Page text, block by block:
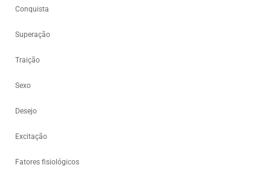
Conquista
Superação
Traição
Sexo
Desejo
Excitação
Fatores fisiológicos